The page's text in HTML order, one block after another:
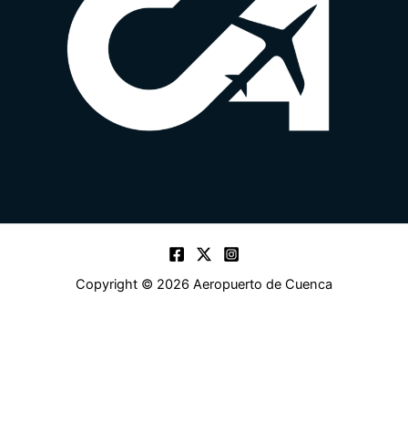
Copyright © 2026 Aeropuerto de Cuenca